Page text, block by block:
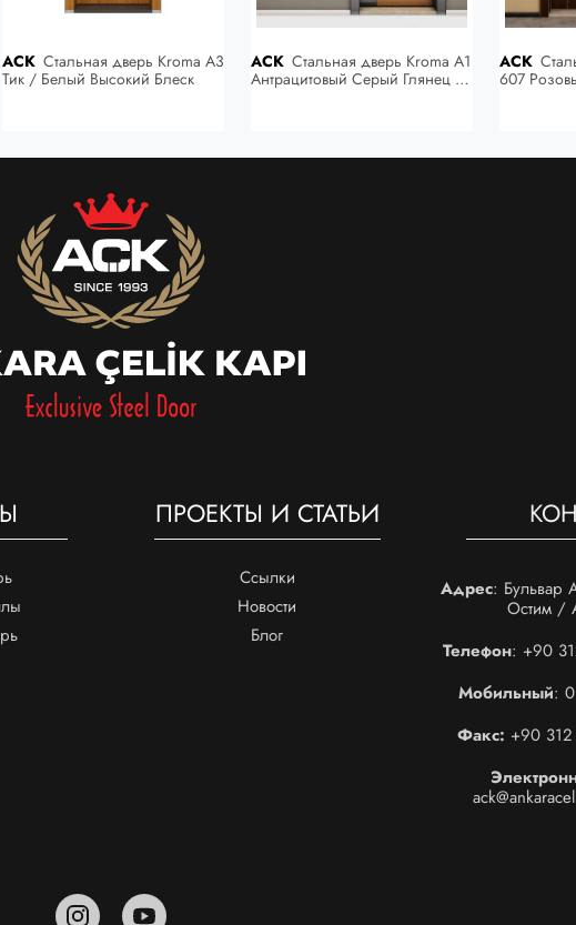
ACK
Тик / Белый Высокий Блеск
ACK
Антрацитовый Серый Глянец /
ACK
607
ПРОЕКТЫ И СТАТЬИ
Ссылки
Новости
Блог
Адрес: Бульвар
Остим /
Телефон: +90
Мобильный:
Факс: +90